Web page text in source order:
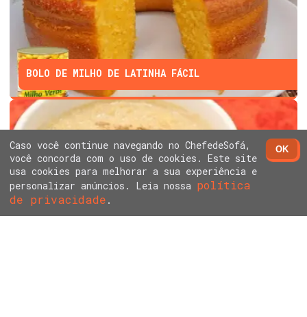
BOLO DE MILHO DE LATINHA FÁCIL
ARROZ DOCE SEM LEITE CONDENSADO E CREME DE
LEITE
Caso você continue navegando no ChefedeSofá,
você concorda com o uso de cookies. Este site
usa cookies para melhorar a sua experiência e
personalizar anúncios. Leia nossa política
de privacidade .
OK